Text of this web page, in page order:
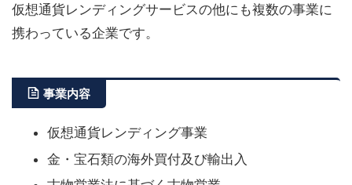
仮想通貨レンディングサービスの他にも複数の事業に
携わっている企業です。
事業内容
仮想通貨レンディング事業
金・宝石類の海外買付及び輸出入